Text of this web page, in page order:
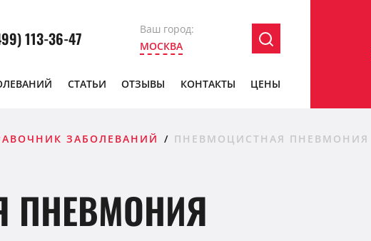
113-36-47
Ваш город:
МОСКВА
СТАТЬИ ОТЗЫВЫ КОНТАКТЫ ЦЕНЫ
ЗАБОЛЕВАНИЙ ПНЕВМОЦИСТНАЯ ПНЕВМОНИЯ
ПНЕВМОНИЯ